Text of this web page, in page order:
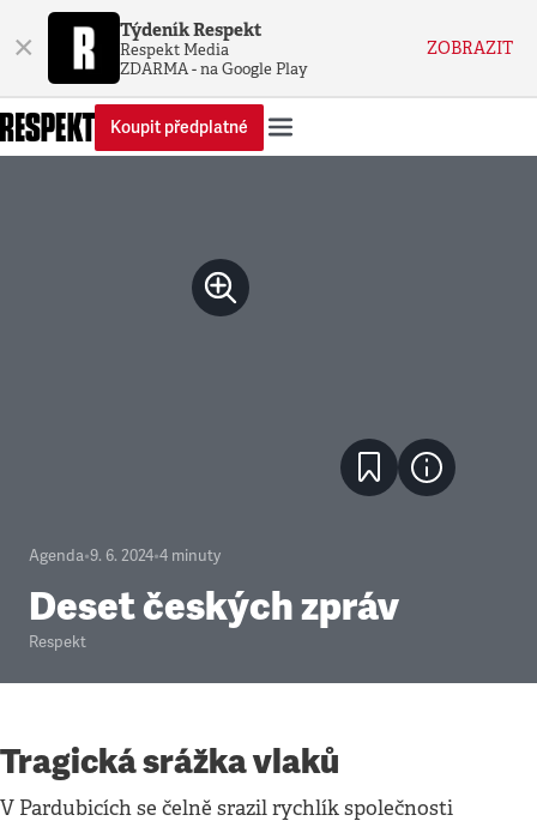
× Týdeník Respekt
Respekt Media
ZDARMA - na Google Play
ZOBRAZIT
Koupit předplatné
Agenda•9. 6. 2024•4 minuty
Deset českých zpráv
Respekt
Tragická srážka vlaků
V Pardubicích se čelně srazil rychlík společnosti